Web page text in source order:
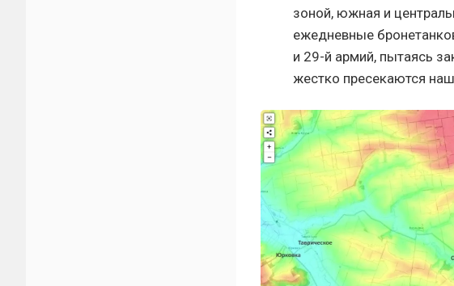
зоной, южная и
ежедневные
и 29-й армий, пытаясь
жестко пресекаются